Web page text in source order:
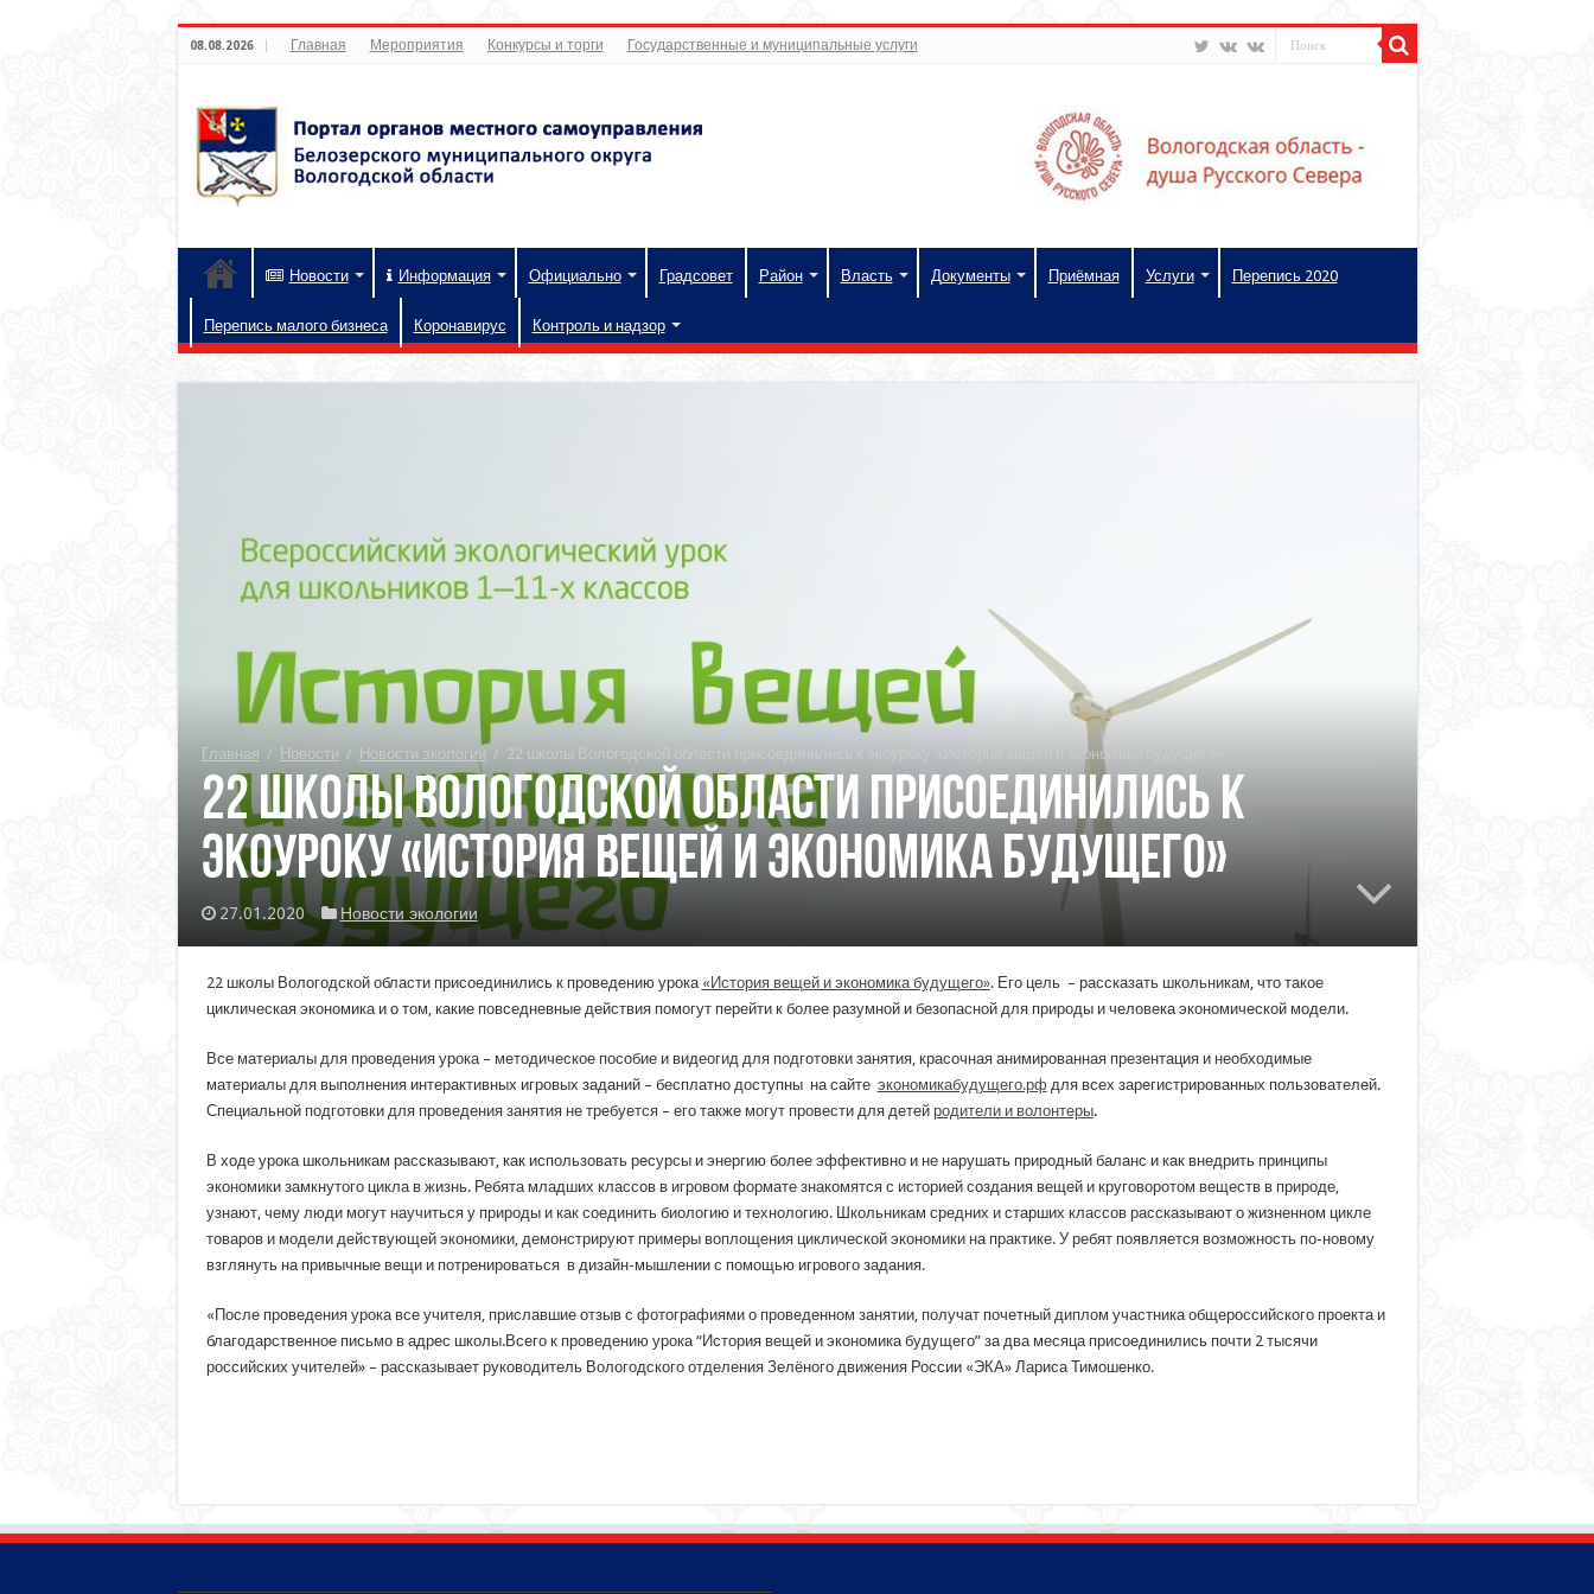
08.08.2026 Главная Мероприятия Конкурсы и торги Государственные и муниципальные услуги
Новости Информация Официально Градсовет Район Власть Документы Приёмная Услуги Перепись 2020
Перепись малого бизнеса Коронавирус Контроль и надзор
Главная / Новости / Новости экологии / 22 школы Вологодской области присоединились к экоуроку «История вещей и экономика будущего»
22 школы Вологодской области присоединились к
экоуроку «История вещей и экономика будущего»
27.01.2020 Новости экологии
22 школы Вологодской области присоединились к проведению урока «История вещей и экономика будущего». Его цель – рассказать школьникам, что такое
циклическая экономика и о том, какие повседневные действия помогут перейти к более разумной и безопасной для природы и человека экономической модели.
Все материалы для проведения урока – методическое пособие и видеогид для подготовки занятия, красочная анимированная презентация и необходимые
материалы для выполнения интерактивных игровых заданий – бесплатно доступны на сайте экономикабудущего.рф для всех зарегистрированных пользователей.
Специальной подготовки для проведения занятия не требуется – его также могут провести для детей родители и волонтеры.
В ходе урока школьникам рассказывают, как использовать ресурсы и энергию более эффективно и не нарушать природный баланс и как внедрить принципы
экономики замкнутого цикла в жизнь. Ребята младших классов в игровом формате знакомятся с историей создания вещей и круговоротом веществ в природе,
узнают, чему люди могут научиться у природы и как соединить биологию и технологию. Школьникам средних и старших классов рассказывают о жизненном цикле
товаров и модели действующей экономики, демонстрируют примеры воплощения циклической экономики на практике. У ребят появляется возможность по-новому
взглянуть на привычные вещи и потренироваться в дизайн-мышлении с помощью игрового задания.
«После проведения урока все учителя, приславшие отзыв с фотографиями о проведенном занятии, получат почетный диплом участника общероссийского проекта и
благодарственное письмо в адрес школы.Всего к проведению урока “История вещей и экономика будущего” за два месяца присоединились почти 2 тысячи
российских учителей» – рассказывает руководитель Вологодского отделения Зелёного движения России «ЭКА» Лариса Тимошенко.